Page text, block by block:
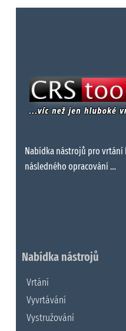
Nabídka nástrojů pro
následného opracování …
Nabídka nástrojů
Vrtání
Vyvrtávání
Vystružování